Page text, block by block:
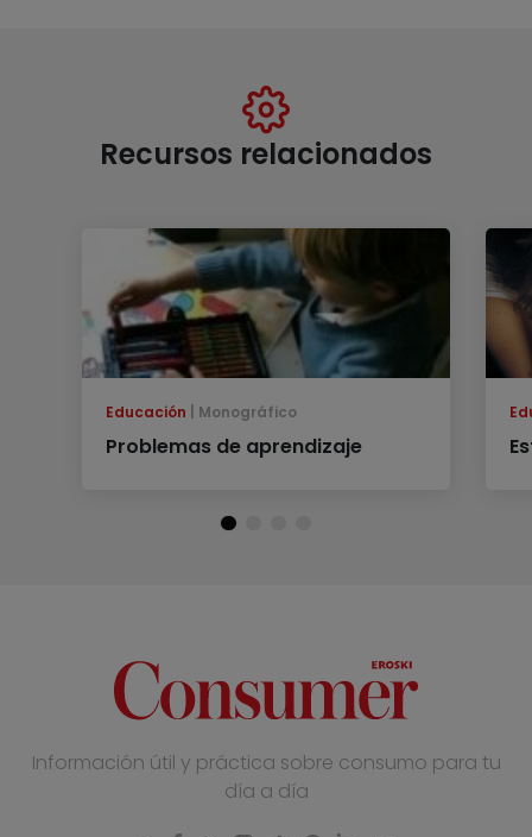
Recursos relacionados
Educación Monográfico
Problemas de aprendizaje
Información útil y práctica sobre consumo para tu
día a día